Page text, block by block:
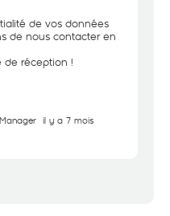
de vos données
de nous contacter en
de réception !
il y a 7 mois